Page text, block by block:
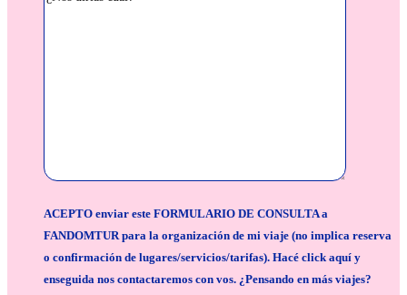
ACEPTO enviar este FORMULARIO DE CONSULTA a
FANDOMTUR para la organización de mi viaje (no implica reserva
o confirmación de lugares/servicios/tarifas). Hacé click aquí y
enseguida nos contactaremos con vos. ¿Pensando en más viajes?